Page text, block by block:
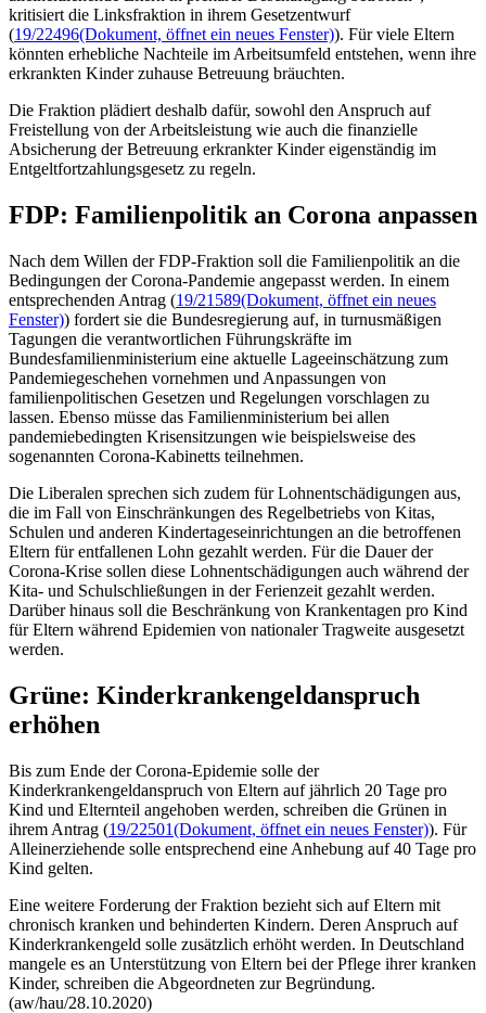
kritisiert die Linksfraktion in ihrem Gesetzentwurf
(19/22496(Dokument, öffnet ein neues Fenster)). Für viele Eltern
könnten erhebliche Nachteile im Arbeitsumfeld entstehen, wenn ihre
erkrankten Kinder zuhause Betreuung bräuchten.
Die Fraktion plädiert deshalb dafür, sowohl den Anspruch auf
Freistellung von der Arbeitsleistung wie auch die finanzielle
Absicherung der Betreuung erkrankter Kinder eigenständig im
Entgeltfortzahlungsgesetz zu regeln.
FDP: Familienpolitik an Corona anpassen
Nach dem Willen der FDP-Fraktion soll die Familienpolitik an die
Bedingungen der Corona-Pandemie angepasst werden. In einem
entsprechenden Antrag (19/21589(Dokument, öffnet ein neues
Fenster)) fordert sie die Bundesregierung auf, in turnusmäßigen
Tagungen die verantwortlichen Führungskräfte im
Bundesfamilienministerium eine aktuelle Lageeinschätzung zum
Pandemiegeschehen vornehmen und Anpassungen von
familienpolitischen Gesetzen und Regelungen vorschlagen zu
lassen. Ebenso müsse das Familienministerium bei allen
pandemiebedingten Krisensitzungen wie beispielsweise des
sogenannten Corona-Kabinetts teilnehmen.
Die Liberalen sprechen sich zudem für Lohnentschädigungen aus,
die im Fall von Einschränkungen des Regelbetriebs von Kitas,
Schulen und anderen Kindertageseinrichtungen an die betroffenen
Eltern für entfallenen Lohn gezahlt werden. Für die Dauer der
Corona-Krise sollen diese Lohnentschädigungen auch während der
Kita- und Schulschließungen in der Ferienzeit gezahlt werden.
Darüber hinaus soll die Beschränkung von Krankentagen pro Kind
für Eltern während Epidemien von nationaler Tragweite ausgesetzt
werden.
Grüne: Kinderkrankengeldanspruch
erhöhen
Bis zum Ende der Corona-Epidemie solle der
Kinderkrankengeldanspruch von Eltern auf jährlich 20 Tage pro
Kind und Elternteil angehoben werden, schreiben die Grünen in
ihrem Antrag (19/22501(Dokument, öffnet ein neues Fenster)). Für
Alleinerziehende solle entsprechend eine Anhebung auf 40 Tage pro
Kind gelten.
Eine weitere Forderung der Fraktion bezieht sich auf Eltern mit
chronisch kranken und behinderten Kindern. Deren Anspruch auf
Kinderkrankengeld solle zusätzlich erhöht werden. In Deutschland
mangele es an Unterstützung von Eltern bei der Pflege ihrer kranken
Kinder, schreiben die Abgeordneten zur Begründung.
(aw/hau/28.10.2020)